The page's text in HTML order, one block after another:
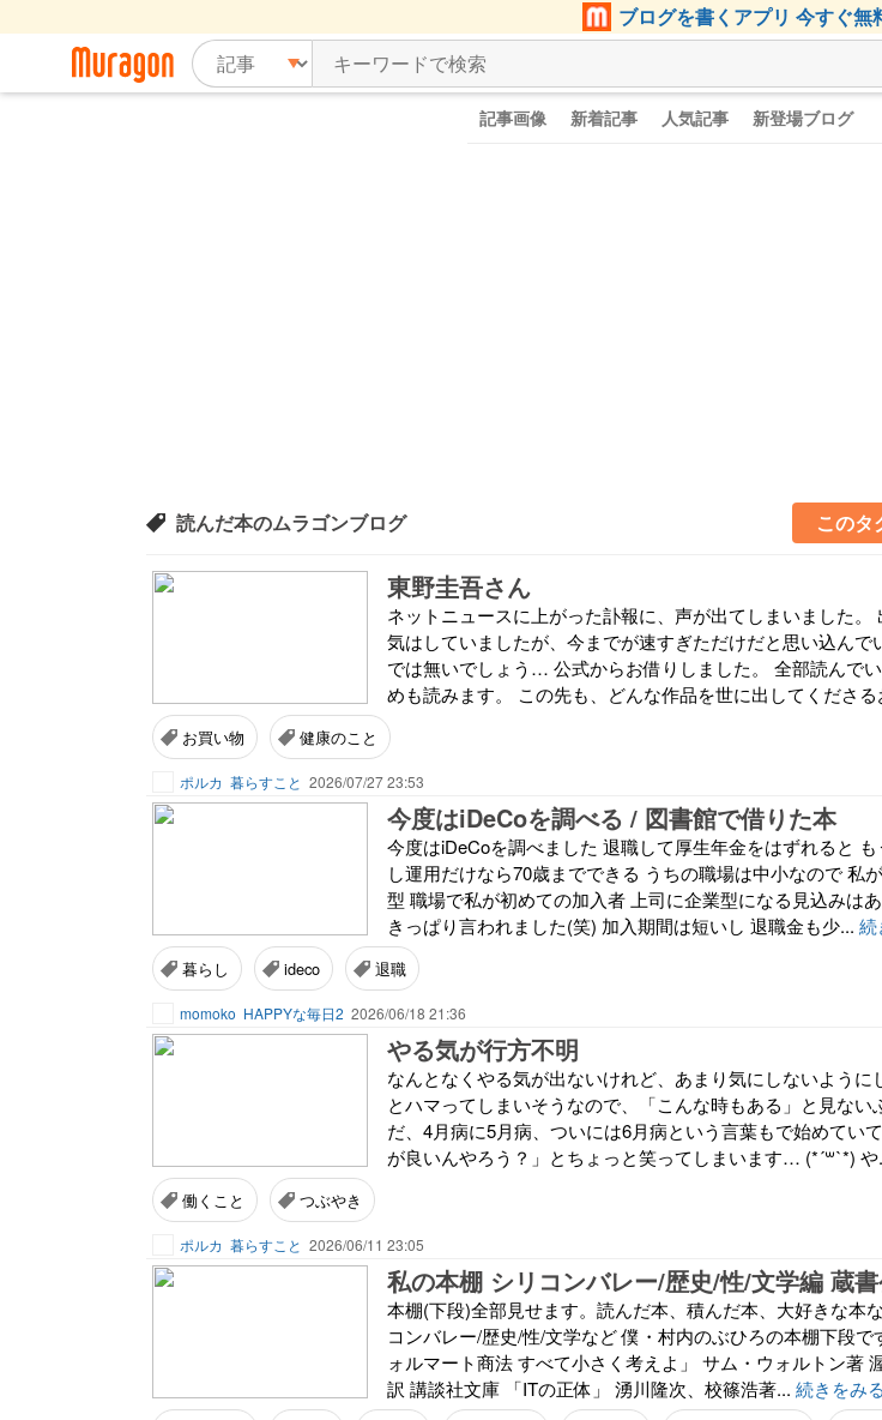
ブログを書くアプリ 今すぐ無
記事画像 新着記事 人気記事 新登場ブログ
読んだ本のムラゴンブログ このタ
東野圭吾さん
ネットニュースに上がった訃報に、声が出てしまいました。
気はしていましたが、今までが速すぎただけだと思い込んで
では無いでしょう… 公式からお借りしました。 全部読んで
めも読みます。 この先も、どんな作品を世に出してくださる
お買い物 健康のこと
ポルカ 暮らすこと 2026/07/27 23:53
今度はiDeCoを調べる / 図書館で借りた本
今度はiDeCoを調べました 退職して厚生年金をはずれると
し運用だけなら70歳までできる うちの職場は中小なので 私
型 職場で私が初めての加入者 上司に企業型になる見込みは
きっぱり言われました(笑) 加入期間は短いし 退職金も少... 続
暮らし ideco 退職
momoko HAPPYな毎日2 2026/06/18 21:36
やる気が行方不明
なんとなくやる気が出ないけれど、あまり気にしないように
とハマってしまいそうなので、「こんな時もある」と見ない
だ、4月病に5月病、ついには6月病という言葉もで始めてい
が良いんやろう？」とちょっと笑ってしまいます… (*´꒳`*) や
働くこと つぶやき
ポルカ 暮らすこと 2026/06/11 23:05
私の本棚 シリコンバレー/歴史/性/文学編 蔵
本棚(下段)全部見せます。読んだ本、積んだ本、大好きな本
コンバレー/歴史/性/文学など 僕・村内のぶひろの本棚下段
ォルマート商法 すべて小さく考えよ」 サム・ウォルトン著
訳 講談社文庫 「ITの正体」 湧川隆次、校篠浩著... 続きをみる